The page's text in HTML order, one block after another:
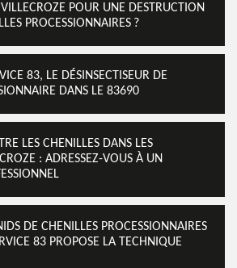
POUR UNE DESTRUCTION
PROCESSIONNAIRES ?
83, LE DÉSINSECTISEUR DE
DANS LE 83690
LES CHENILLES DANS LES
: ADRESSEZ-VOUS À UN
DE CHENILLES PROCESSIONNAIRES
83 PROPOSE LA TECHNIQUE